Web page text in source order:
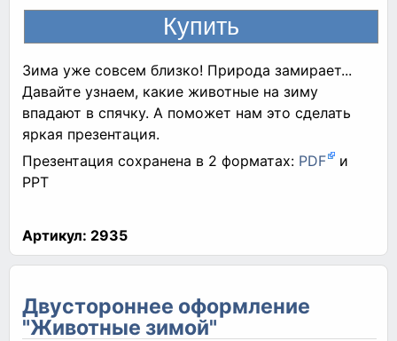
Зима уже совсем близко! Природа замирает...
Давайте узнаем, какие животные на зиму
впадают в спячку. А поможет нам это сделать
яркая презентация.
Презентация сохранена в 2 форматах: PDF
и
PPT
Артикул: 2935
Двустороннее оформление
"Животные зимой"